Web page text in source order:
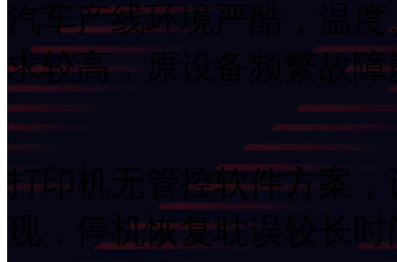
汽车产线环境严酷，温度
求较高，原设备频繁故
打印机无管控软件方案
现，停机恢复耽误较长